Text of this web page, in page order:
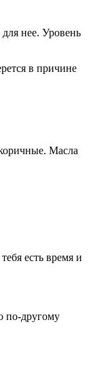
нее. Уровень
в причине
Масла
есть время и
по-другому